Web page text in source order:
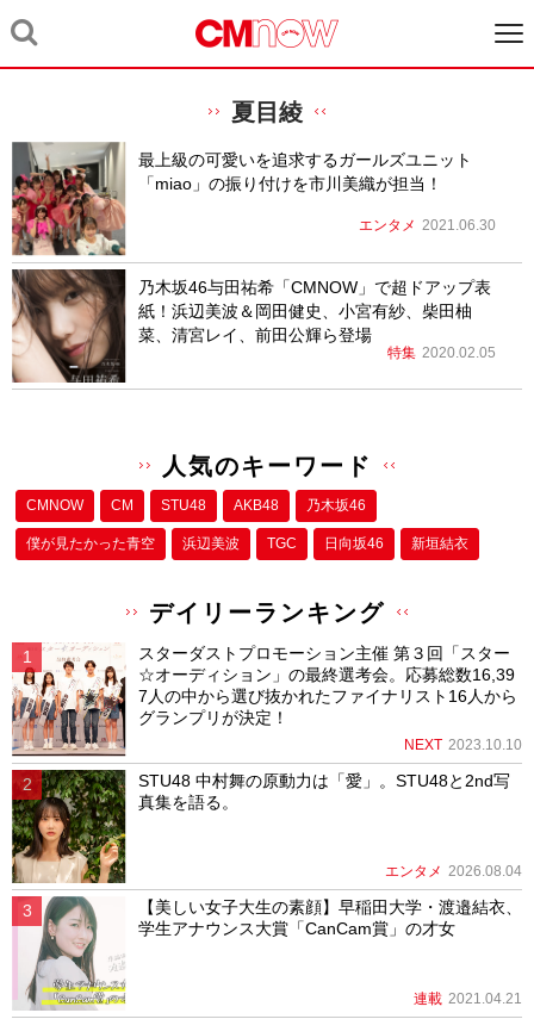
夏目綾
最上級の可愛いを追求するガールズユニット
「miao」の振り付けを市川美織が担当！
エンタメ 2021.06.30
乃木坂46与田祐希「CMNOW」で超ドアップ表
紙！浜辺美波＆岡田健史、小宮有紗、柴田柚
菜、清宮レイ、前田公輝ら登場
特集 2020.02.05
人気のキーワード
CMNOW CM STU48 AKB48 乃木坂46
僕が⾒たかった⻘空 浜辺美波 TGC 日向坂46 新垣結衣
デイリーランキング
スターダストプロモーション主催 第３回「スター
☆オーディション」の最終選考会。応募総数16,39
7人の中から選び抜かれたファイナリスト16人から
グランプリが決定！
NEXT 2023.10.10
STU48 中村舞の原動力は「愛」。STU48と2nd写
真集を語る。
エンタメ 2026.08.04
【美しい女子大生の素顔】早稲田大学・渡邉結衣、
学生アナウンス大賞「CanCam賞」の才女
連載 2021.04.21